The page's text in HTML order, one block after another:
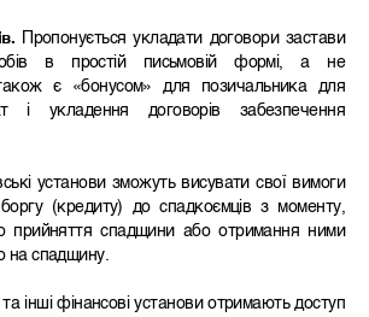
Пропонується укладати договори застави
в простій письмовій формі, а не
є «бонусом» для позичальника для
і укладення договорів забезпечення
установи зможуть висувати свої вимоги
(кредиту) до спадкоємців з моменту,
прийняття спадщини або отримання ними
на спадщину.
інші фінансові установи отримають доступ